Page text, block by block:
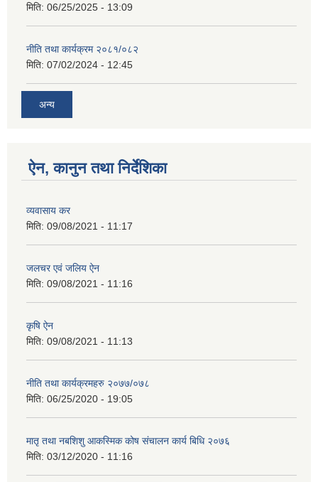
मिति: 06/25/2025 - 13:09
नीति तथा कार्यक्रम २०८१/०८२
मिति: 07/02/2024 - 12:45
अन्य
ऐन, कानुन तथा निर्देशिका
व्यवासाय कर
मिति: 09/08/2021 - 11:17
जलचर एवं जलिय ऐन
मिति: 09/08/2021 - 11:16
कृषि ऐन
मिति: 09/08/2021 - 11:13
नीति तथा कार्यक्रमहरु २०७७/०७८
मिति: 06/25/2020 - 19:05
मातृ तथा नबशिशु आकस्मिक कोष संचालन कार्य बिधि २०७६
मिति: 03/12/2020 - 11:16